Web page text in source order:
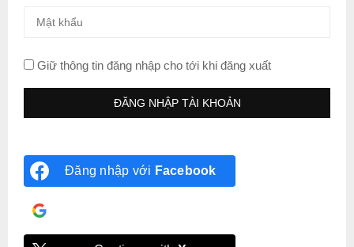
Giữ thông tin đăng nhập cho tới khi đăng xuất
Đăng nhập với Facebook